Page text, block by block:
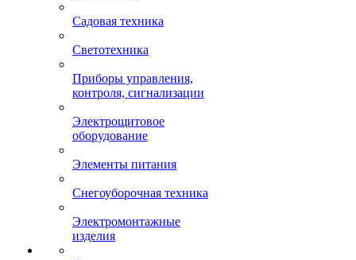
Садовая техника
Светотехника
Приборы управления,
контроля, сигнализации
Электрощитовое
оборудование
Элементы питания
Снегоуборочная техника
Электромонтажные
изделия